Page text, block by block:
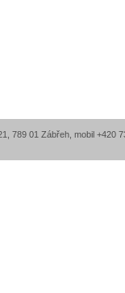
789 01 Zábřeh, mobil +420